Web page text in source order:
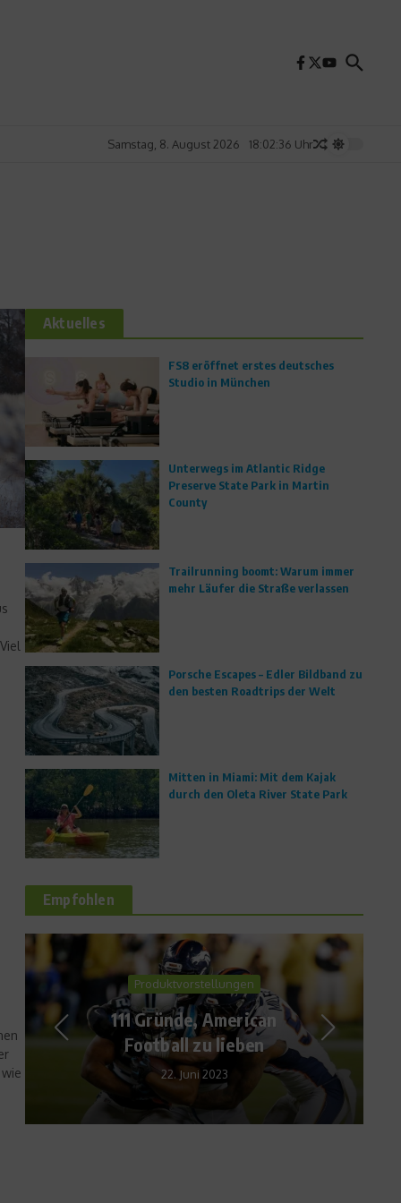
Samstag, 8. August 2026 18:02:37 Uhr
Aktuelles
FS8 eröffnet erstes deutsches
Studio in München
Unterwegs im Atlantic Ridge
Preserve State Park in Martin
County
Trailrunning boomt: Warum immer
mehr Läufer die Straße verlassen
Porsche Escapes – Edler Bildband zu
den besten Roadtrips der Welt
Mitten in Miami: Mit dem Kajak
durch den Oleta River State Park
Empfohlen
Kolumne
Vorfahrt für Rentiere
6. Dezember 2022